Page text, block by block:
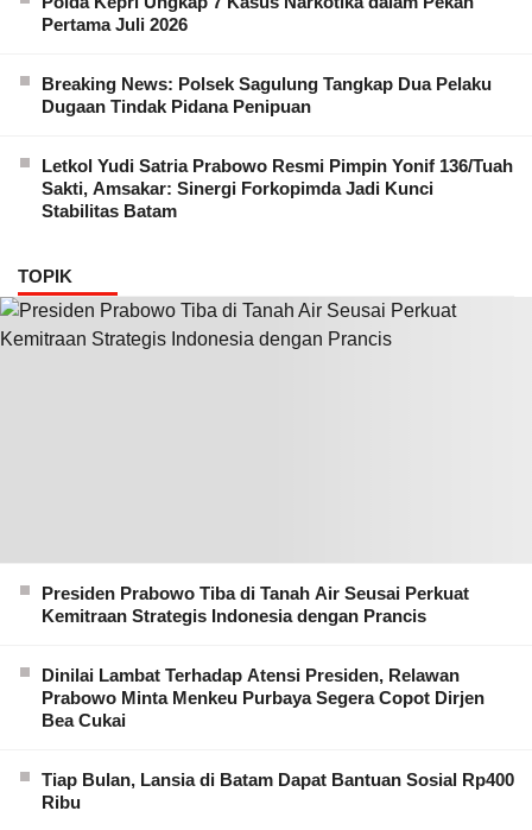
Pertama Juli 2026
Breaking News: Polsek Sagulung Tangkap Dua Pelaku
Dugaan Tindak Pidana Penipuan
Letkol Yudi Satria Prabowo Resmi Pimpin Yonif 136/Tuah
Sakti, Amsakar: Sinergi Forkopimda Jadi Kunci
Stabilitas Batam
TOPIK
Presiden Prabowo Tiba di Tanah Air Seusai Perkuat
Kemitraan Strategis Indonesia dengan Prancis
Dinilai Lambat Terhadap Atensi Presiden, Relawan
Prabowo Minta Menkeu Purbaya Segera Copot Dirjen
Bea Cukai
Tiap Bulan, Lansia di Batam Dapat Bantuan Sosial Rp400
Ribu